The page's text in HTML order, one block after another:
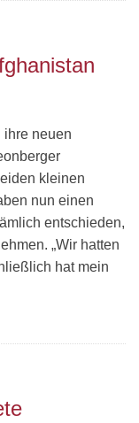
ihre neuen
kleinen
nun einen
entschieden,
„Wir hatten
hat mein